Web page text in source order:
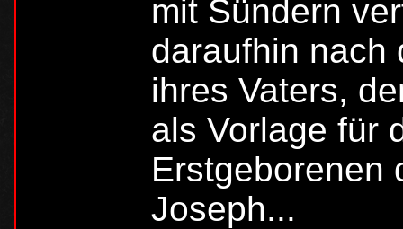
mit Sündern
daraufhin nach
ihres Vaters,
als Vorlage für
Erstgeborenen
Joseph...